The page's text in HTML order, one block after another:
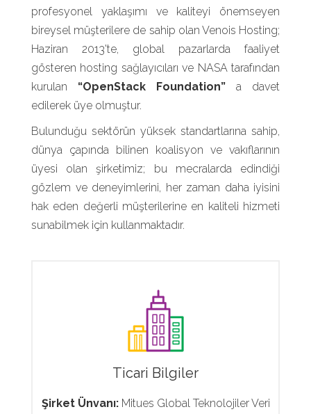
profesyonel yaklaşımı ve kaliteyi önemseyen
bireysel müşterilere de sahip olan Venois Hosting;
Haziran 2013'te, global pazarlarda faaliyet
gösteren hosting sağlayıcıları ve NASA tarafından
kurulan “OpenStack Foundation” a davet
edilerek üye olmuştur.
Bulunduğu sektörün yüksek standartlarına sahip,
dünya çapında bilinen koalisyon ve vakıflarının
üyesi olan şirketimiz; bu mecralarda edindiği
gözlem ve deneyimlerini, her zaman daha iyisini
hak eden değerli müşterilerine en kaliteli hizmeti
sunabilmek için kullanmaktadır.
Ticari Bilgiler
Şirket Ünvanı:Mitues Global Teknolojiler Veri